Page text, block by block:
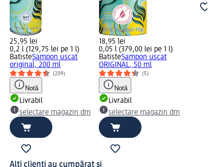
25,95 lei
0,2 l (129,75 lei pe 1 l)
BatisteȘampon uscat
original, 200 ml
(209)
Notă
Livrabil
selectare magazin dm
18,95 lei
0,05 l (379,00 lei pe 1 l)
BatisteȘampon uscat
ORIGINAL, 50 ml
(5)
Notă
Livrabil
selectare magazin dm
Alți clienți au cumpărat și